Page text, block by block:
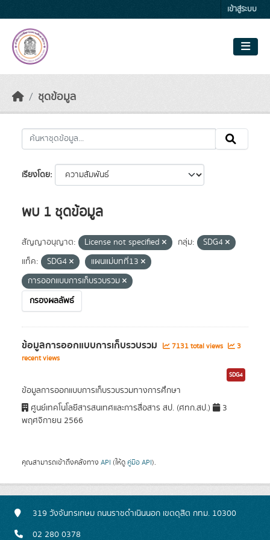
เข้าสู่ระบบ
ชุดข้อมูล
เรียงโดย
พบ 1 ชุดข้อมูล
สัญญาอนุญาต: License not specified กลุ่ม:
SDG4
แท็ค:
SDG4
แผนแม่บทที่13
การออกแบบการเก็บรวบรวม
กรองผลลัพธ์
ข้อมูลการออกแบบการเก็บรวบรวม 7131 total views
3
recent views
SDG4
ข้อมูลการออกแบบการเก็บรวบรวมทางการศึกษา
ศูนย์เทคโนโลยีสารสนเทศและการสื่อสาร สป. (ศทก.สป.)
3
พฤศจิกายน 2566
คุณสามารถเข้าถึงคลังทาง API (ให้ดู คู่มือ API).
319 วังจันทรเกษม ถนนราชดำเนินนอก เขตดุสิต กทม. 10300
02 280 0378